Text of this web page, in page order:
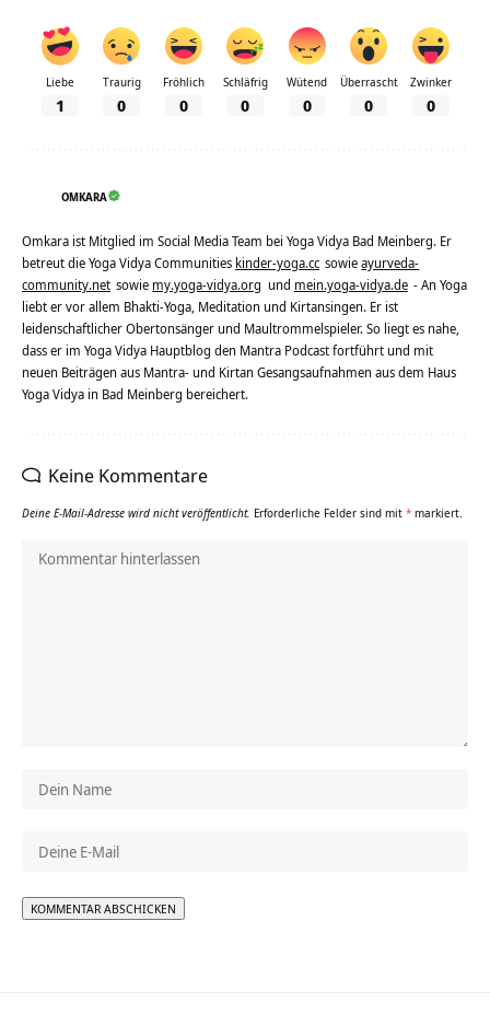
Liebe
1
Traurig
0
Fröhlich
0
Schläfrig
0
Wütend
0
Überrascht
0
Zwinker
0
OMKARA
Omkara ist Mitglied im Social Media Team bei Yoga Vidya Bad Meinberg. Er
betreut die Yoga Vidya Communities kinder-yoga.cc sowieayurveda-
community.net sowie my.yoga-vidya.org und mein.yoga-vidya.de - An Yoga
liebt er vor allem Bhakti-Yoga, Meditation und Kirtansingen. Er ist
leidenschaftlicher Obertonsänger und Maultrommelspieler. So liegt es nahe,
dass er im Yoga Vidya Hauptblog den Mantra Podcast fortführt und mit
neuen Beiträgen aus Mantra- und Kirtan Gesangsaufnahmen aus dem Haus
Yoga Vidya in Bad Meinberg bereichert.
Keine Kommentare
Deine E-Mail-Adresse wird nicht veröffentlicht. Erforderliche Felder sind mit * markiert.